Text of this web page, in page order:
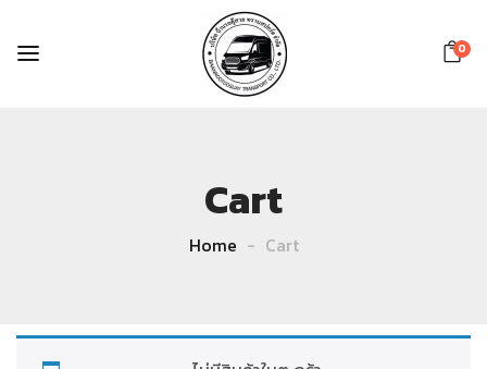
0
Cart
Home Cart